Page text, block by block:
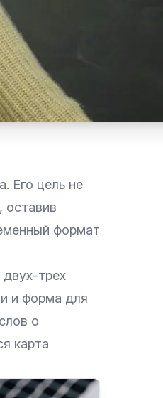
Его цель не
оставив
формат
трех
и форма для
о
карта